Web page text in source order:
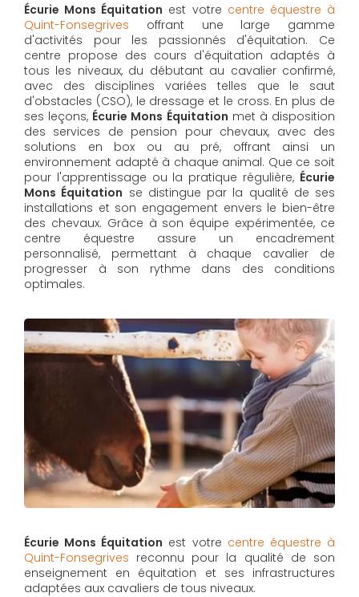
Écurie Mons Équitation est votre centre équestre à
Quint-Fonsegrives offrant une large gamme
d'activités pour les passionnés d'équitation. Ce
centre propose des cours d'équitation adaptés à
tous les niveaux, du débutant au cavalier confirmé,
avec des disciplines variées telles que le saut
d'obstacles (CSO), le dressage et le cross. En plus de
ses leçons, Écurie Mons Équitation met à disposition
des services de pension pour chevaux, avec des
solutions en box ou au pré, offrant ainsi un
environnement adapté à chaque animal. Que ce soit
pour l'apprentissage ou la pratique régulière, Écurie
Mons Équitation se distingue par la qualité de ses
installations et son engagement envers le bien-être
des chevaux. Grâce à son équipe expérimentée, ce
centre équestre assure un encadrement
personnalisé, permettant à chaque cavalier de
progresser à son rythme dans des conditions
optimales.
Écurie Mons Équitation est votre centre équestre à
Quint-Fonsegrives reconnu pour la qualité de son
enseignement en équitation et ses infrastructures
adaptées aux cavaliers de tous niveaux.